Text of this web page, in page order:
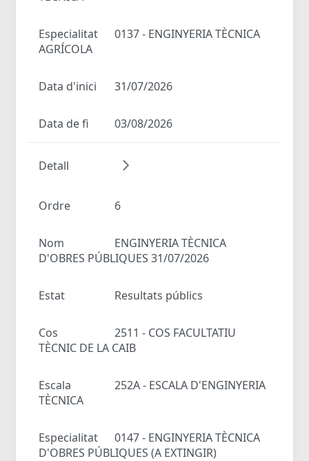
Especialitat
0137 - ENGINYERIA TÈCNICA
AGRÍCOLA
Data d'inici 31/07/2026
Data de fi 03/08/2026
Detall
Ordre 6
Nom
ENGINYERIA TÈCNICA
D'OBRES PÚBLIQUES 31/07/2026
Estat Resultats públics
Cos
2511 - COS FACULTATIU
TÈCNIC DE LA CAIB
Escala
252A - ESCALA D'ENGINYERIA
TÈCNICA
Especialitat
0147 - ENGINYERIA TÈCNICA
D'OBRES PÚBLIQUES (A EXTINGIR)